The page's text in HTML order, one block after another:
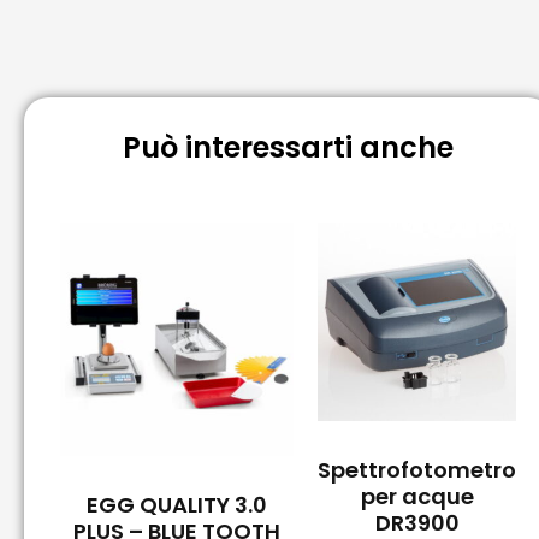
Può interessarti anche
EGG QUALITY 3.0
PLUS – BLUE TOOTH
Spettrofotometro
per acque
DR3900